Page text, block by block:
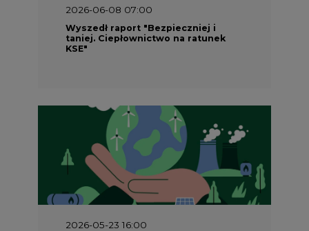
2026-06-08 07:00
Wyszedł raport "Bezpieczniej i
taniej. Ciepłownictwo na ratunek
KSE"
2026-05-23 16:00